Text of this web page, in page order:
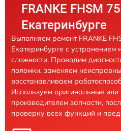
FRANKE FHSM
Екатеринбурге
Выполняем ремонт FRANKE
Екатеринбурге с устранением
сложности. Проводим
поломки, заменяем
восстанавливаем
Используем оригинальные
производителем запчасти,
проверку всех функций и